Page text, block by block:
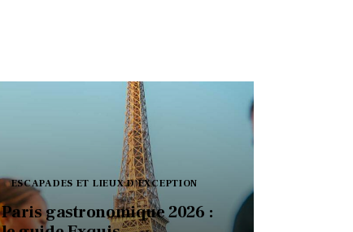
ESCAPADES ET LIEUX D'EXCEPTION
Paris gastronomique 2026 :